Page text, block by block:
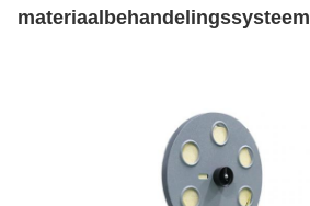
materiaalbehandelingssysteem